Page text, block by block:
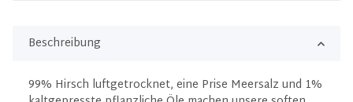
Beschreibung
99% Hirsch luftgetrocknet, eine Prise Meersalz und 1%